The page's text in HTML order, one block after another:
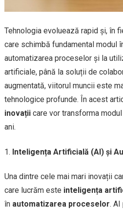
Tehnologia evoluează rapid și, în
care schimbă fundamental modul
automatizarea proceselor și la
artificiale, până la soluții de
augmentată, viitorul muncii este
tehnologice profunde. În acest
inovațiicare vor transforma
ani.
Inteligența Artificială (AI) și
Una dintre cele mai mari inovații
care lucrăm este inteligența
în automatizarea proceselor. AI